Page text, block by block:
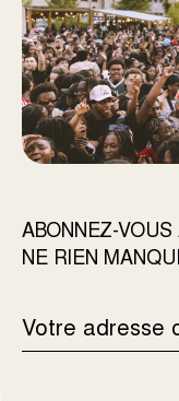
ABONNEZ-
NE RIEN
ADRESSE
COURRIEL